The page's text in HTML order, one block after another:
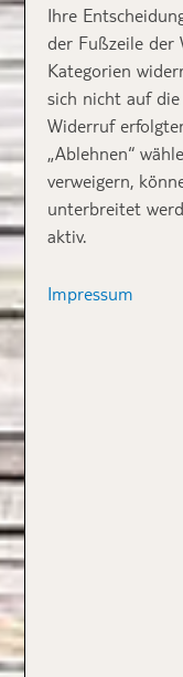
Ihre
der Fußzeile der
Kategorien
sich nicht auf
Widerruf
„Ablehnen“
verweigern,
unterbreitet
aktiv.
Impressum